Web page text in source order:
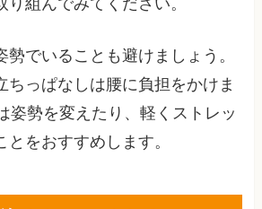
勢でいることも避けましょう。
ちっぱなしは腰に負担をかけま
姿勢を変えたり、軽くストレッ
をおすすめします。